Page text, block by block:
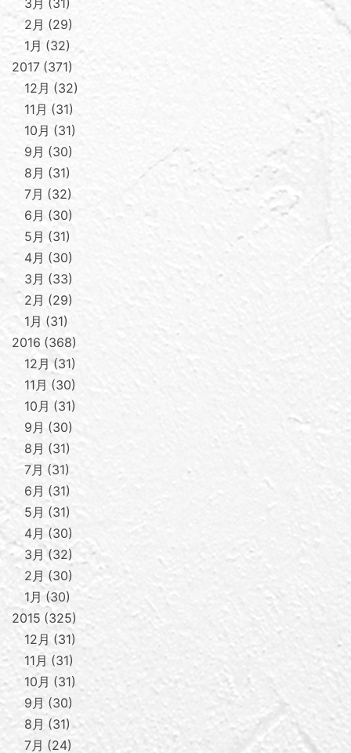
2月
29
1月
32
2017 371
12月
32
11月
31
10月
31
9月
30
8月
31
7月
32
6月
30
5月
31
4月
30
3月
33
2月
29
1月
31
2016 368
12月
31
11月
30
10月
31
9月
30
8月
31
7月
31
6月
31
5月
31
4月
30
3月
32
2月
30
1月
30
2015 325
12月
31
11月
31
10月
31
9月
30
8月
31
7月
24